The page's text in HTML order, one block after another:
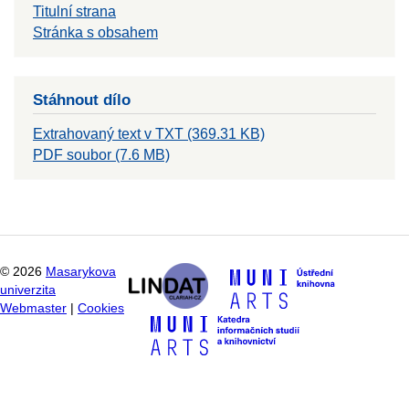
Titulní strana
Stránka s obsahem
Stáhnout dílo
Extrahovaný text v TXT (369.31 KB)
PDF soubor (7.6 MB)
© 2026 Masarykova
univerzita
Webmaster
Cookies